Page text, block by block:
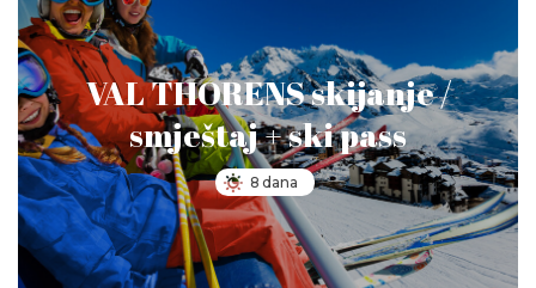
VAL THORENS skijanje /
smještaj + ski pass
8 dana